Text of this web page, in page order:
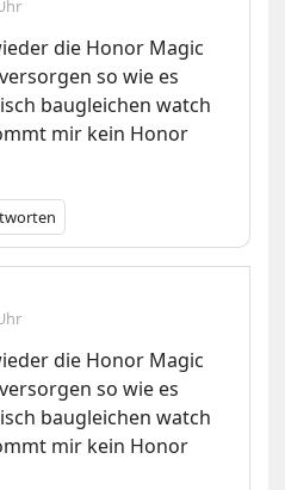
die Honor Magic
so wie es
baugleichen watch
mir kein Honor
die Honor Magic
so wie es
baugleichen watch
mir kein Honor